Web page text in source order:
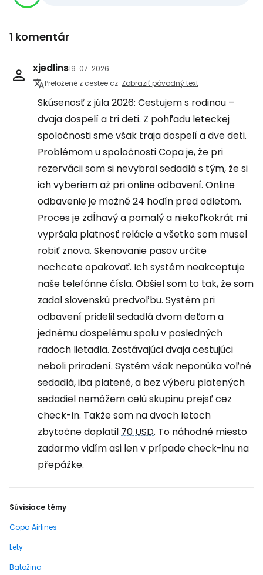
1 komentár
xjedlins19. 07. 2026
Preložené z cestee.cz Zobraziť pôvodný text
Skúsenosť z júla 2026: Cestujem s rodinou –
dvaja dospelí a tri deti. Z pohľadu leteckej
spoločnosti sme však traja dospelí a dve deti.
Problémom u spoločnosti Copa je, že pri
rezervácii som si nevybral sedadlá s tým, že si
ich vyberiem až pri online odbavení. Online
odbavenie je možné 24 hodín pred odletom.
Proces je zdĺhavý a pomalý a niekoľkokrát mi
vypršala platnosť relácie a všetko som musel
robiť znova. Skenovanie pasov určite
nechcete opakovať. Ich systém neakceptuje
naše telefónne čísla. Obšiel som to tak, že som
zadal slovenskú predvoľbu. Systém pri
odbavení pridelil sedadlá dvom deťom a
jednému dospelému spolu v posledných
radoch lietadla. Zostávajúci dvaja cestujúci
neboli priradení. Systém však neponúka voľné
sedadlá, iba platené, a bez výberu platených
sedadiel nemôžem celú skupinu prejsť cez
check-in. Takže som na dvoch letoch
zbytočne doplatil70 USD. To náhodné miesto
zadarmo vidím asi len v prípade check-inu na
přepážke.
Súvisiace témy
Copa Airlines
Lety
Batožina